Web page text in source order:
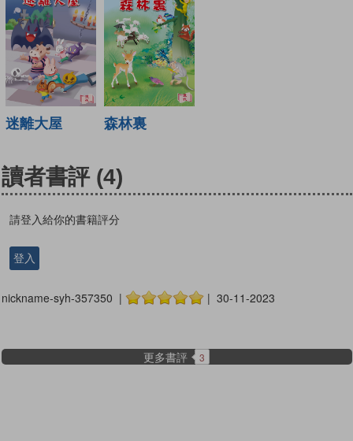
迷離大屋 森林裏
讀者書評 (4)
請登入給你的書籍評分
登入
nickname-syh-357350 | | 30-11-2023
更多書評 3